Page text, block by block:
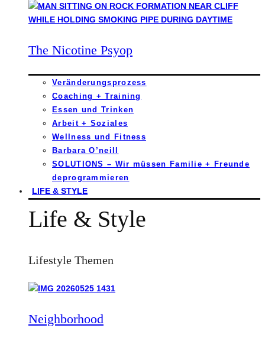
The Nicotine Psyop
Veränderungsprozess
Coaching + Training
Essen und Trinken
Arbeit + Soziales
Wellness und Fitness
Barbara O’neill
SOLUTIONS – Wir müssen Familie + Freunde
deprogrammieren
LIFE & STYLE
Life & Style
Lifestyle Themen
Neighborhood